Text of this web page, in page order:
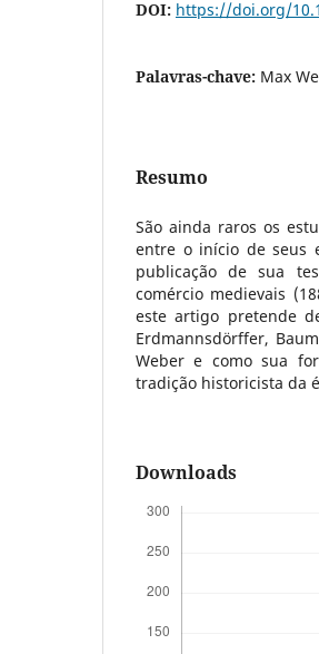
DOI: https://doi.org/
Palavras-chave: Max
Resumo
São ainda raros os
entre o início de seus
publicação de sua
comércio medievais
este artigo pretende
Erdmannsdörffer,
Weber e como sua
tradição historicista da
Downloads